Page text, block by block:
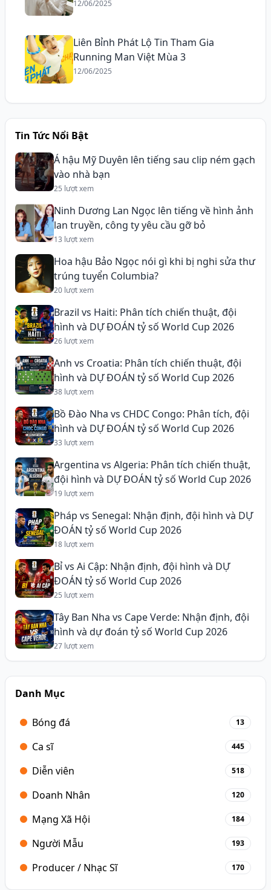
12/06/2025
Liên Bỉnh Phát Lộ Tin Tham Gia
Running Man Việt Mùa 3
12/06/2025
Tin Tức Nổi Bật
Á hậu Mỹ Duyên lên tiếng sau clip ném gạch
vào nhà bạn
25 lượt xem
Ninh Dương Lan Ngọc lên tiếng về hình ảnh
lan truyền, công ty yêu cầu gỡ bỏ
13 lượt xem
Hoa hậu Bảo Ngọc nói gì khi bị nghi sửa thư
trúng tuyển Columbia?
20 lượt xem
Brazil vs Haiti: Phân tích chiến thuật, đội
hình và DỰ ĐOÁN tỷ số World Cup 2026
26 lượt xem
Anh vs Croatia: Phân tích chiến thuật, đội
hình và DỰ ĐOÁN tỷ số World Cup 2026
38 lượt xem
Bồ Đào Nha vs CHDC Congo: Phân tích, đội
hình và DỰ ĐOÁN tỷ số World Cup 2026
33 lượt xem
Argentina vs Algeria: Phân tích chiến thuật,
đội hình và DỰ ĐOÁN tỷ số World Cup 2026
19 lượt xem
Pháp vs Senegal: Nhận định, đội hình và DỰ
ĐOÁN tỷ số World Cup 2026
18 lượt xem
Bỉ vs Ai Cập: Nhận định, đội hình và DỰ
ĐOÁN tỷ số World Cup 2026
25 lượt xem
Tây Ban Nha vs Cape Verde: Nhận định, đội
hình và dự đoán tỷ số World Cup 2026
27 lượt xem
Danh Mục
Bóng đá 13
Ca sĩ 445
Diễn viên 518
Doanh Nhân 120
Mạng Xã Hội 184
Người Mẫu 193
Producer / Nhạc Sĩ 170